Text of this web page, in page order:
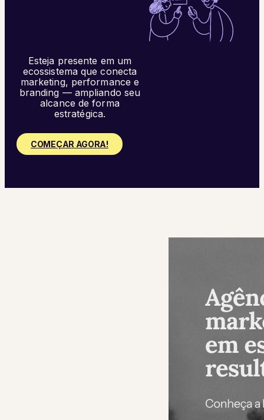
Esteja presente em um
ecossistema que conecta
marketing, performance e
branding — ampliando seu
alcance de forma
estratégica.
COMEÇAR AGORA!